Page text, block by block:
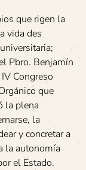
que rigen la
vida des
Pbro. Benjamín
Congreso
que
la plena
la
y concretar a
la autonomía
el Estado.